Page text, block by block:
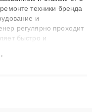
техники бренда
и
регулярно проходит
быстро и
мастера решают